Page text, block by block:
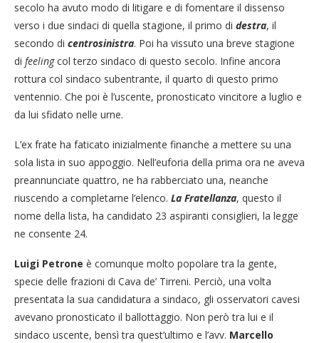
secolo ha avuto modo di litigare e di fomentare il dissenso
verso i due sindaci di quella stagione, il primo di destra, il
secondo di centrosinistra. Poi ha vissuto una breve stagione
di feelingcol terzo sindaco di questo secolo. Infine ancora
rottura col sindaco subentrante, il quarto di questo primo
ventennio. Che poi è l’uscente, pronosticato vincitore a luglio e
da lui sfidato nelle urne.
L’ex frate ha faticato inizialmente finanche a mettere su una
sola lista in suo appoggio. Nell’euforia della prima ora ne aveva
preannunciate quattro, ne ha rabberciato una, neanche
riuscendo a completarne l’elenco. La Fratellanza, questo il
nome della lista, ha candidato 23 aspiranti consiglieri, la legge
ne consente 24.
Luigi Petrone è comunque molto popolare tra la gente,
specie delle frazioni di Cava de’ Tirreni. Perciò, una volta
presentata la sua candidatura a sindaco, gli osservatori cavesi
avevano pronosticato il ballottaggio. Non però tra lui e il
sindaco uscente, bensì tra quest’ultimo e l’avv. Marcello